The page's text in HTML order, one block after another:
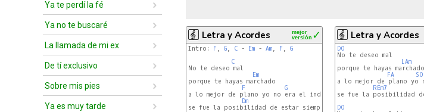
Ya te perdí la fé
Ya no te buscaré
La llamada de mi ex
De tí exclusivo
Sobre mis pies
Ya es muy tarde
Letra y Acordes ✓
mejor
versión
Intro: F , G, C - Em - Am, F , G
C
No te deseo mal
Em
porque te hayas marchado
F
G
a lo mejor de plano yo no era el indicado
Dm
se fue la posibilidad de estar siempre a tu lado.
Letra y Acordes
DO
LAm
porque te hayas marchado
FA
a lo mejor de plano yo
REm7
se fue la posibilidad
DO